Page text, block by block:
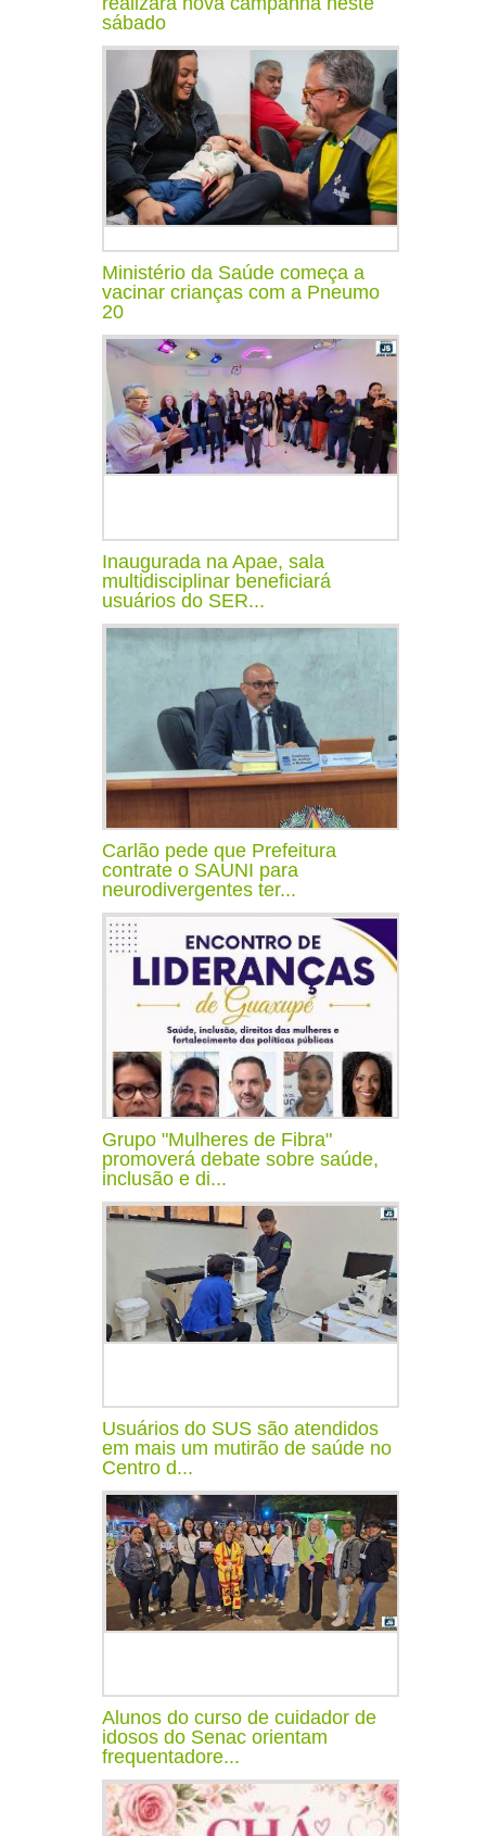
sábado
Ministério da Saúde começa a
vacinar crianças com a Pneumo
20
Inaugurada na Apae, sala
multidisciplinar beneficiará
usuários do SER...
Carlão pede que Prefeitura
contrate o SAUNI para
neurodivergentes ter...
Grupo "Mulheres de Fibra"
promoverá debate sobre saúde,
inclusão e di...
Usuários do SUS são atendidos
em mais um mutirão de saúde no
Centro d...
Alunos do curso de cuidador de
idosos do Senac orientam
frequentadore...